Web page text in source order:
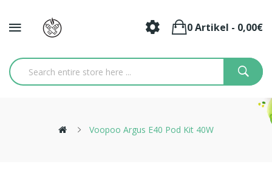
0 Artikel - 0,00€
Voopoo Argus E40 Pod Kit 40W